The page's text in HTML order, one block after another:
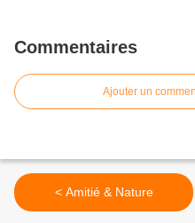
Commentaires
Ajouter un
< Amitié & Nature